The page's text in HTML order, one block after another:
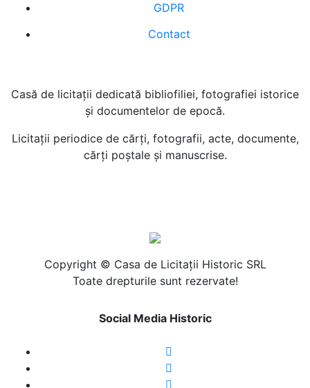
GDPR
Contact
Casă de licitaţii dedicată bibliofiliei, fotografiei istorice
şi documentelor de epocă.
Licitaţii periodice de cărţi, fotografii, acte, documente,
cărţi poştale şi manuscrise.
Copyright © Casa de Licitaţii Historic SRL
Toate drepturile sunt rezervate!
Social Media Historic